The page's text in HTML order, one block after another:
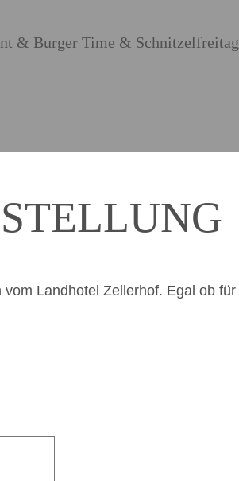
& Burger Time & Schnitzelfreitag
Landhotel Zellerhof. Egal ob für